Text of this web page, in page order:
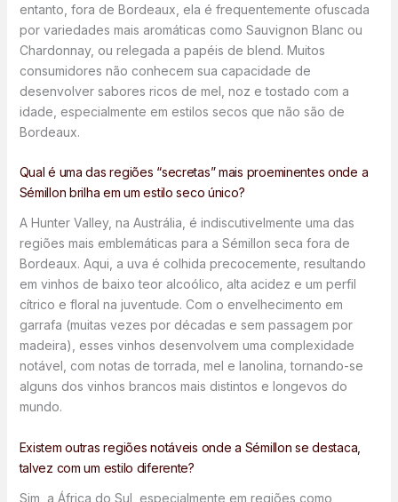
entanto, fora de Bordeaux, ela é frequentemente ofuscada
por variedades mais aromáticas como Sauvignon Blanc ou
Chardonnay, ou relegada a papéis de blend. Muitos
consumidores não conhecem sua capacidade de
desenvolver sabores ricos de mel, noz e tostado com a
idade, especialmente em estilos secos que não são de
Bordeaux.
Qual é uma das regiões “secretas” mais proeminentes onde a
Sémillon brilha em um estilo seco único?
A Hunter Valley, na Austrália, é indiscutivelmente uma das
regiões mais emblemáticas para a Sémillon seca fora de
Bordeaux. Aqui, a uva é colhida precocemente, resultando
em vinhos de baixo teor alcoólico, alta acidez e um perfil
cítrico e floral na juventude. Com o envelhecimento em
garrafa (muitas vezes por décadas e sem passagem por
madeira), esses vinhos desenvolvem uma complexidade
notável, com notas de torrada, mel e lanolina, tornando-se
alguns dos vinhos brancos mais distintos e longevos do
mundo.
Existem outras regiões notáveis onde a Sémillon se destaca,
talvez com um estilo diferente?
Sim, a África do Sul, especialmente em regiões como